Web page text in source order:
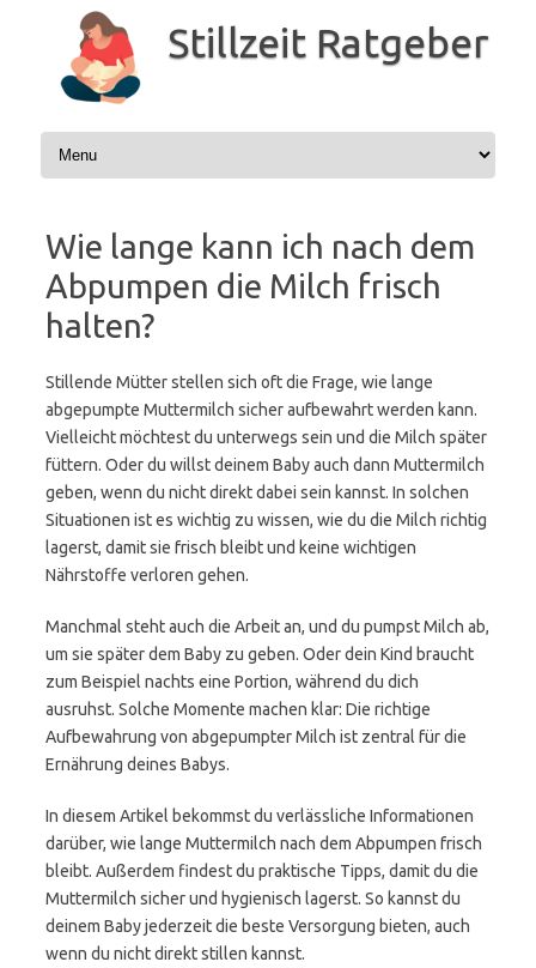
springen
Stillzeit Ratgeber
Wie lange kann ich nach dem
Abpumpen die Milch frisch
halten?
Stillende Mütter stellen sich oft die Frage, wie lange
abgepumpte Muttermilch sicher aufbewahrt werden kann.
Vielleicht möchtest du unterwegs sein und die Milch später
füttern. Oder du willst deinem Baby auch dann Muttermilch
geben, wenn du nicht direkt dabei sein kannst. In solchen
Situationen ist es wichtig zu wissen, wie du die Milch richtig
lagerst, damit sie frisch bleibt und keine wichtigen
Nährstoffe verloren gehen.
Manchmal steht auch die Arbeit an, und du pumpst Milch ab,
um sie später dem Baby zu geben. Oder dein Kind braucht
zum Beispiel nachts eine Portion, während du dich
ausruhst. Solche Momente machen klar: Die richtige
Aufbewahrung von abgepumpter Milch ist zentral für die
Ernährung deines Babys.
In diesem Artikel bekommst du verlässliche Informationen
darüber, wie lange Muttermilch nach dem Abpumpen frisch
bleibt. Außerdem findest du praktische Tipps, damit du die
Muttermilch sicher und hygienisch lagerst. So kannst du
deinem Baby jederzeit die beste Versorgung bieten, auch
wenn du nicht direkt stillen kannst.